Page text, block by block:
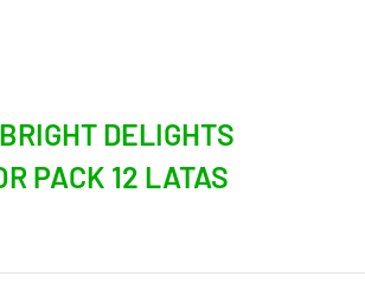
DELIGHTS
PACK 12 LATAS